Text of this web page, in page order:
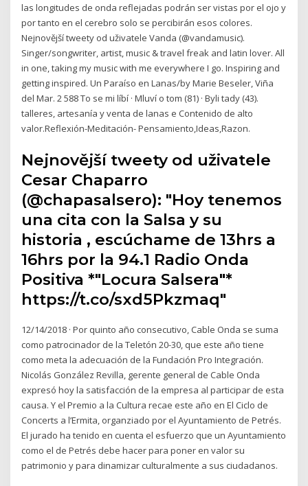
las longitudes de onda reflejadas podrán ser vistas por el ojo y
por tanto en el cerebro solo se percibirán esos colores.
Nejnovější tweety od uživatele Vanda (@vandamusic).
Singer/songwriter, artist, music & travel freak and latin lover. All
in one, taking my music with me everywhere I go. Inspiring and
getting inspired. Un Paraíso en Lanas/by Marie Beseler, Viña
del Mar. 2 588 To se mi líbí · Mluví o tom (81) · Byli tady (43).
talleres, artesanía y venta de lanas e Contenido de alto
valor.Reflexión-Meditación- Pensamiento,Ideas,Razon.
Nejnovější tweety od uživatele
Cesar Chaparro
(@chapasalsero): "Hoy tenemos
una cita con la Salsa y su
historia , escúchame de 13hrs a
16hrs por la 94.1 Radio Onda
Positiva *"Locura Salsera"*
https://t.co/sxd5Pkzmaq"
12/14/2018 · Por quinto año consecutivo, Cable Onda se suma
como patrocinador de la Teletón 20-30, que este año tiene
como meta la adecuación de la Fundación Pro Integración.
Nicolás González Revilla, gerente general de Cable Onda
expresó hoy la satisfacción de la empresa al participar de esta
causa. Y el Premio a la Cultura recae este año en El Ciclo de
Concerts a l’Ermita, organziado por el Ayuntamiento de Petrés.
El jurado ha tenido en cuenta el esfuerzo que un Ayuntamiento
como el de Petrés debe hacer para poner en valor su
patrimonio y para dinamizar culturalmente a sus ciudadanos.